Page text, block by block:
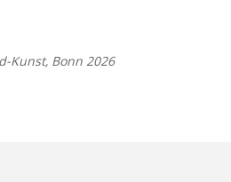
Kunst, Bonn 2026